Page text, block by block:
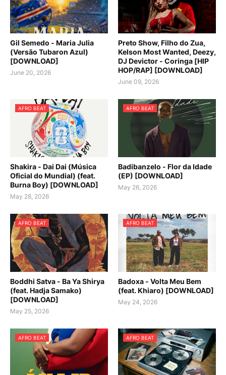
Gil Semedo - Maria Julia
(Versão Tubaron Azul)
[DOWNLOAD]
June 20, 2026
Preto Show, Filho do Zua,
Kelson Most Wanted, Deezy,
DJ Devictor - Coringa [HIP
HOP/RAP] [DOWNLOAD]
June 09, 2026
AFRO BEAT
Shakira - Dai Dai (Música
Oficial do Mundial) (feat.
Burna Boy) [DOWNLOAD]
May 28, 2026
AFRO BEAT
Badibanzelo - Flor da Idade
(EP) [DOWNLOAD]
May 26, 2026
AFRO BEAT
Boddhi Satva - Ba Ya Shirya
(feat. Hadja Samako)
[DOWNLOAD]
May 25, 2026
AFRO BEAT
Badoxa - Volta Meu Bem
(feat. Khiaro) [DOWNLOAD]
May 24, 2026
AFRO BEAT AFRO BEAT